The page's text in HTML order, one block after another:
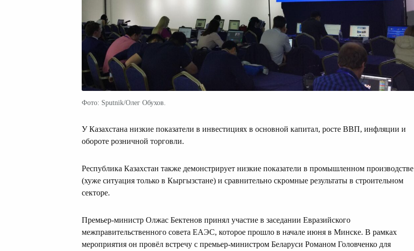
Фото: Sputnik/Олег Обухов.
У Казахстана низкие показатели в инвестициях в основной капитал, росте ВВП, инфляции и
обороте розничной торговли.
Республика Казахстан также демонстрирует низкие показатели в промышленном производстве
(хуже ситуация только в Кыргызстане) и сравнительно скромные результаты в строительном
секторе.
Премьер-министр Олжас Бектенов принял участие в заседании Евразийского
межправительственного совета ЕАЭС, которое прошло в начале июня в Минске. В рамках
мероприятия он провёл встречу с премьер-министром Беларуси Романом Головченко для